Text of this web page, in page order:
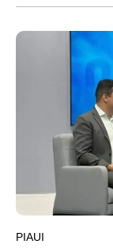
PIAUI